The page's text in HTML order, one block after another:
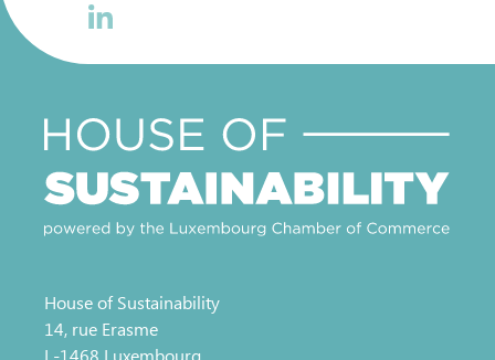
House of Sustainability
14, rue Erasme
L-1468 Luxembourg